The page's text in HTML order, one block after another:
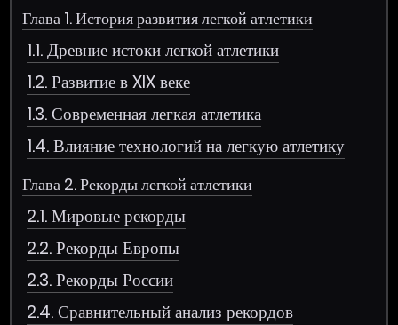
Глава 1. История развития легкой атлетики
1.1. Древние истоки легкой атлетики
1.2. Развитие в XIX веке
1.3. Современная легкая атлетика
1.4. Влияние технологий на легкую атлетику
Глава 2. Рекорды легкой атлетики
2.1. Мировые рекорды
2.2. Рекорды Европы
2.3. Рекорды России
2.4. Сравнительный анализ рекордов